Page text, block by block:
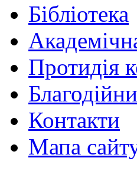
Бібліотека
Протидія
Контакти
Мапа